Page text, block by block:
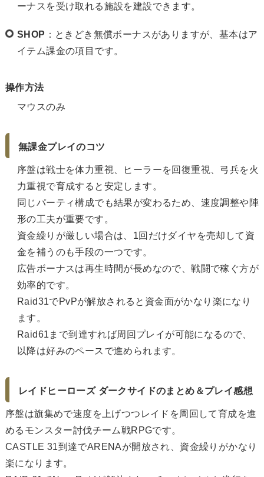
ーナスを受け取れる施設を建設できます。
SHOP ：ときどき無償ボーナスがありますが、基本はア
イテム課金の項目です。
操作方法
マウスのみ
無課金プレイのコツ
序盤は戦士を体力重視、ヒーラーを回復重視、弓兵を火
力重視で育成すると安定します。
同じパーティ構成でも結果が変わるため、速度調整や陣
形の工夫が重要です。
資金繰りが厳しい場合は、1回だけダイヤを売却して資
金を補うのも手段の一つです。
広告ボーナスは再生時間が長めなので、戦闘で稼ぐ方が
効率的です。
Raid31でPvPが解放されると資金面がかなり楽になり
ます。
Raid61まで到達すれば周回プレイが可能になるので、
以降は好みのペースで進められます。
レイドヒーローズ ダークサイドのまとめ＆プレイ感想
序盤は旗集めで速度を上げつつレイドを周回して育成を進
めるモンスター討伐チーム戦RPGです。
CASTLE 31到達でARENAが開放され、資金繰りがかなり
楽になります。